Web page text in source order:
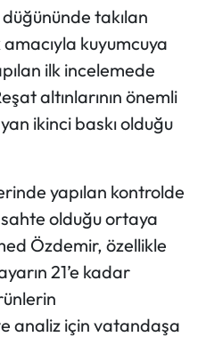
takılan
kuyumcuya
ilk incelemede
altınlarının önemli
ikinci baskı olduğu
yapılan kontrolde
olduğu ortaya
Özdemir, özellikle
21’e kadar
analiz için vatandaşa